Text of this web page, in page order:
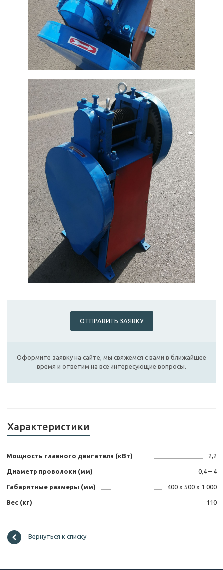
ОТПРАВИТЬ ЗАЯВКУ
Оформите заявку на сайте, мы свяжемся с вами в ближайшее
время и ответим на все интересующие вопросы.
Характеристики
Мощность главного двигателя (кВт) 2,2
Диаметр проволоки (мм) 0,4 – 4
Габаритные размеры (мм) 400 х 500 х 1 000
Вес (кг) 110
Вернуться к списку